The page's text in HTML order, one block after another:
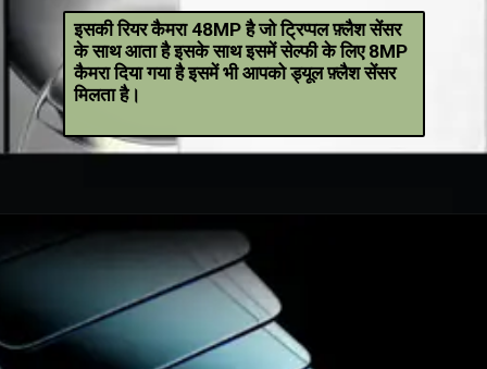
इसकी रियर कैमरा 48MP है जो ट्रिप्पल फ़्लैश सेंसर
के साथ आता है इसके साथ इसमें सेल्फी के लिए 8MP
कैमरा दिया गया है इसमें भी आपको ड्यूल फ़्लैश सेंसर
मिलता है।